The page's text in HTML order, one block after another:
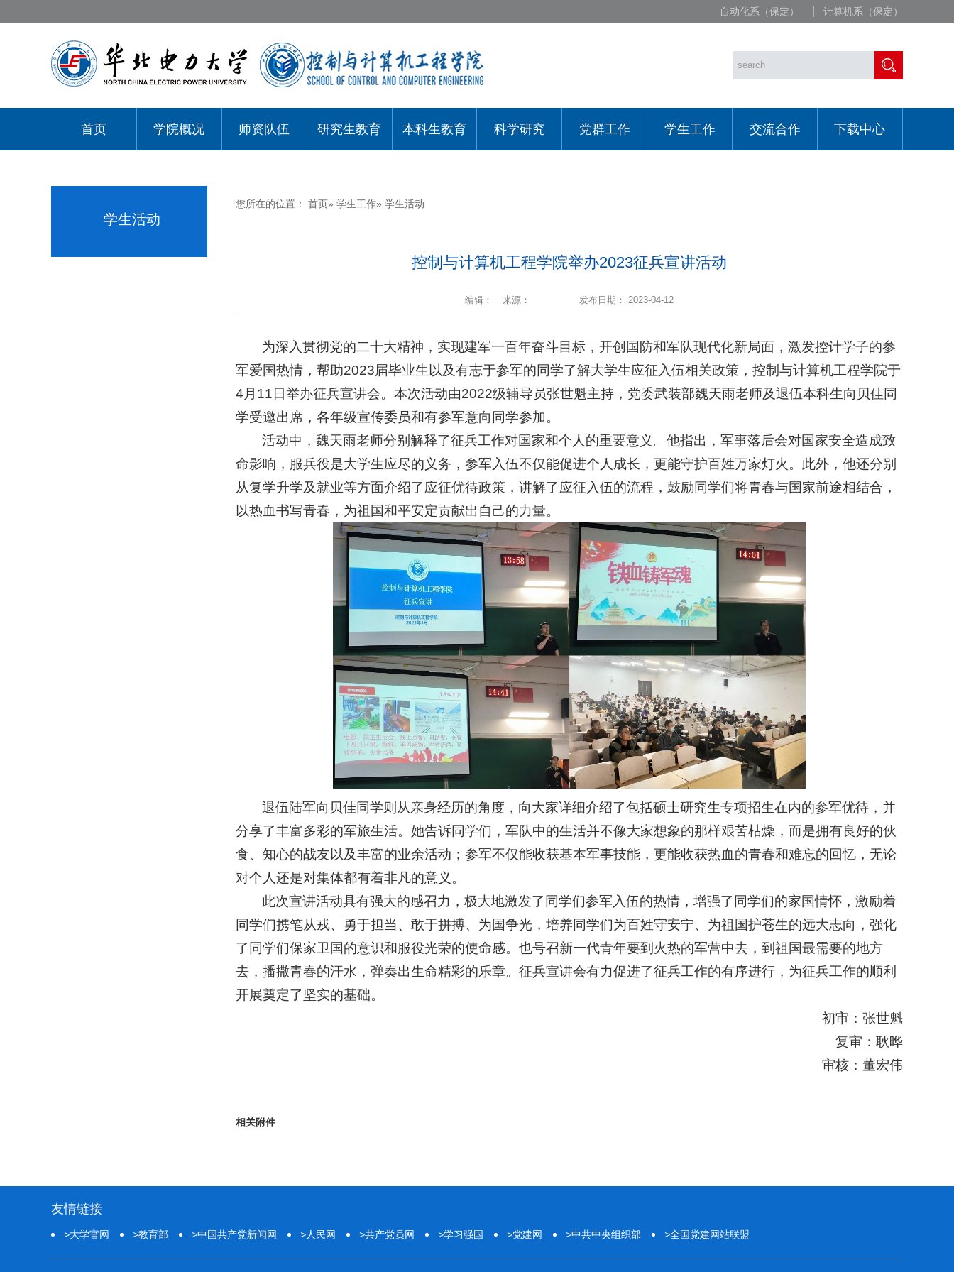
自动化系（保定） 计算机系（保定）
首页 学院概况 师资队伍 研究生教育 本科生教育 科学研究 党群工作 学生工作 交流合作 下载中心
学生活动
您所在的位置： 首页» 学生工作» 学生活动
控制与计算机工程学院举办2023征兵宣讲活动
编辑： 来源： 发布日期： 2023-04-12
为深入贯彻党的二十大精神，实现建军一百年奋斗目标，开创国防和军队现代化新局面，激发控计学子的参
军爱国热情，帮助2023届毕业生以及有志于参军的同学了解大学生应征入伍相关政策，控制与计算机工程学院于
4月11日举办征兵宣讲会。本次活动由2022级辅导员张世魁主持，党委武装部魏天雨老师及退伍本科生向贝佳同
学受邀出席，各年级宣传委员和有参军意向同学参加。
活动中，魏天雨老师分别解释了征兵工作对国家和个人的重要意义。他指出，军事落后会对国家安全造成致
命影响，服兵役是大学生应尽的义务，参军入伍不仅能促进个人成长，更能守护百姓万家灯火。此外，他还分别
从复学升学及就业等方面介绍了应征优待政策，讲解了应征入伍的流程，鼓励同学们将青春与国家前途相结合，
以热血书写青春，为祖国和平安定贡献出自己的力量。
退伍陆军向贝佳同学则从亲身经历的角度，向大家详细介绍了包括硕士研究生专项招生在内的参军优待，并
分享了丰富多彩的军旅生活。她告诉同学们，军队中的生活并不像大家想象的那样艰苦枯燥，而是拥有良好的伙
食、知心的战友以及丰富的业余活动；参军不仅能收获基本军事技能，更能收获热血的青春和难忘的回忆，无论
对个人还是对集体都有着非凡的意义。
此次宣讲活动具有强大的感召力，极大地激发了同学们参军入伍的热情，增强了同学们的家国情怀，激励着
同学们携笔从戎、勇于担当、敢于拼搏、为国争光，培养同学们为百姓守安宁、为祖国护苍生的远大志向，强化
了同学们保家卫国的意识和服役光荣的使命感。也号召新一代青年要到火热的军营中去，到祖国最需要的地方
去，播撒青春的汗水，弹奏出生命精彩的乐章。征兵宣讲会有力促进了征兵工作的有序进行，为征兵工作的顺利
开展奠定了坚实的基础。
初审：张世魁
复审：耿晔
审核：董宏伟
相关附件
友情链接
>大学官网 >教育部 >中国共产党新闻网 >人民网 >共产党员网 >学习强国 >党建网 >中共中央组织部 >全国党建网站联盟